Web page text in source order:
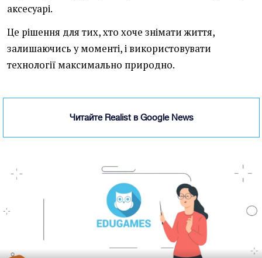
аксесуарі.
Це рішення для тих, хто хоче знімати життя,
залишаючись у моменті, і використовувати
технології максимально природно.
Читайте Realist в Google News